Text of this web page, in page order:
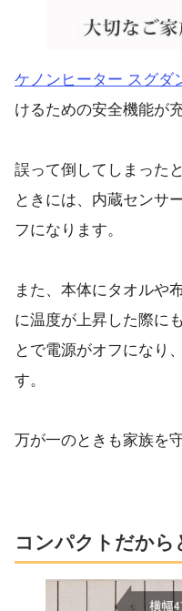
ケノンヒーター スグダ
けるための安全機能が
誤って倒してしまった
ときには、内蔵センサ
フになります。
また、本体にタオルや
に温度が上昇した際に
とで電源がオフになり
す。
万が一のときも家族を
コンパクトだか